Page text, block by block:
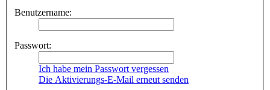
Benutzername:
Passwort:
Ich habe mein Passwort vergessen
Die Aktivierungs-E-Mail erneut senden